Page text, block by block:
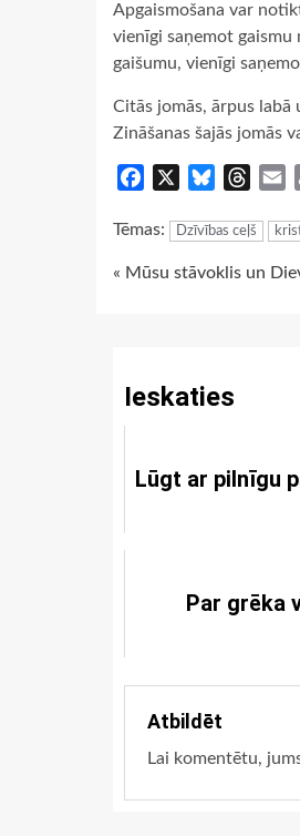
Apgaismošana var
vienīgi saņemot
gaišumu, vienīgi
Citās jomās, ārpus labā
Zināšanas šajās jomās
Facebook Bluesky
Tēmas: Dzīvības ceļš
Continue
« Mūsu stāvoklis un
Ieskaties
Lūgt ar pilnīgu
Par grēka
Atbildēt
Lai komentētu,